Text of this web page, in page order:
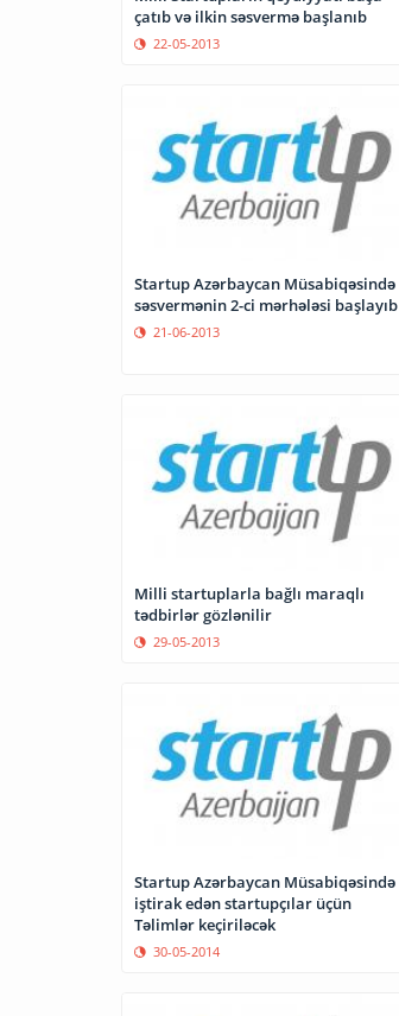
çatıb və ilkin səsvermə başlanıb
22-05-2013
Startup Azərbaycan Müsabiqəsində
səsvermənin 2-ci mərhələsi başlayıb
21-06-2013
Milli startuplarla bağlı maraqlı
tədbirlər gözlənilir
29-05-2013
Startup Azərbaycan Müsabiqəsində
iştirak edən startupçılar üçün
Təlimlər keçiriləcək
30-05-2014